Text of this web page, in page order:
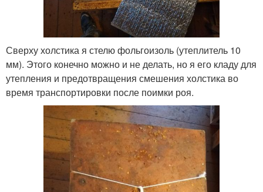
Сверху холстика я стелю фольгоизоль (утеплитель 10
мм). Этого конечно можно и не делать, но я его кладу для
утепления и предотвращения смешения холстика во
время транспортировки после поимки роя.